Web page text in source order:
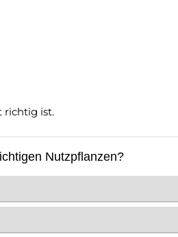
richtig ist.